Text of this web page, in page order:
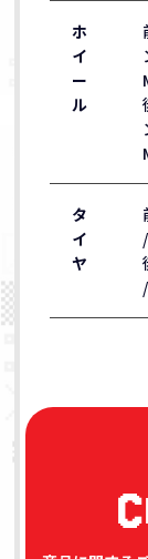
ホ
イ
ー
ル
タ
イ
ヤ